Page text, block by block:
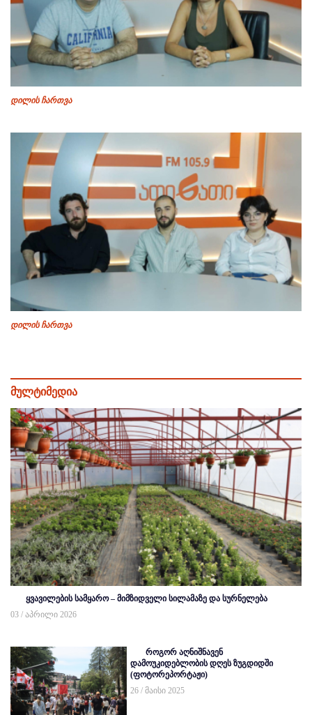
დილის ჩართვა
დილის ჩართვა
მულტიმედია
ყვავილების სამყარო – მიმზიდველი სილამაზე და სურნელება
03 / აპრილი 2026
როგორ აღნიშნავენ
დამოუკიდებლობის დღეს ზუგდიდში
(ფოტორეპორტაჟი)
26 / მაისი 2025